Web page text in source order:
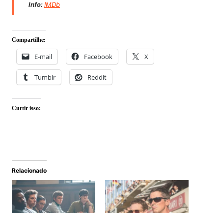
Info:IMDb
Compartilhe:
E-mail Facebook X
Tumblr Reddit
Curtir isso:
Relacionado